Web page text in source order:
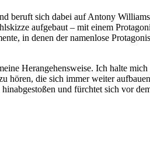
beruft sich dabei auf Antony
aufgebaut – mit einem
in denen der namenlose
Herangehensweise. Ich halte
hören, die sich immer weiter
und fürchtet sich vor